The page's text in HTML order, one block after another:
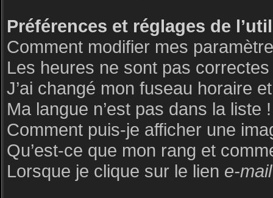
Préférences et réglages de
Comment modifier mes
Les heures ne sont pas correctes
J’ai changé mon fuseau horaire
Ma langue n’est pas dans la liste !
Comment puis-je afficher une
Qu’est-ce que mon rang et
Lorsque je clique sur le lien e-mail